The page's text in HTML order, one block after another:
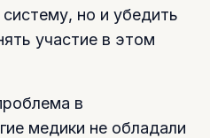
но и убедить
участие в этом
в
медики не обладали